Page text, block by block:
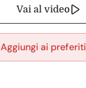
Vai al video
Aggiungi ai preferiti